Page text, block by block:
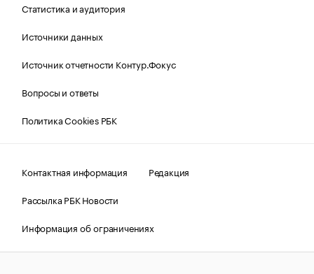
Статистика и аудитория
Источники данных
Источник отчетности Контур.Фокус
Вопросы и ответы
Политика Cookies РБК
Контактная информация
Редакция
Рассылка РБК Новости
Информация об ограничениях
Правовая информация
О соблюдении авторских прав